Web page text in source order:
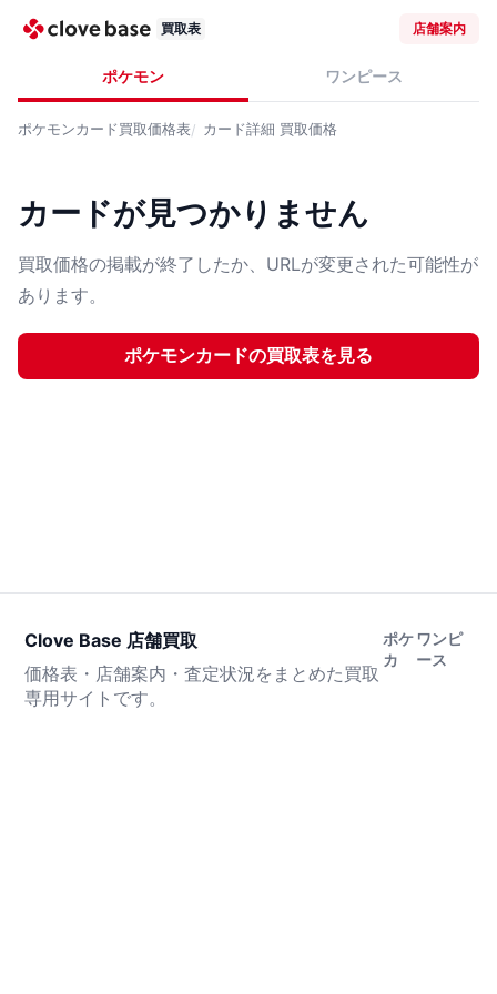
買取表 店舗案内
ポケモン ワンピース
ポケモンカード買取価格表 カード詳細 買取価格
カードが見つかりません
買取価格の掲載が終了したか、URLが変更された可能性が
あります。
ポケモンカードの買取表を見る
Clove Base 店舗買取
価格表・店舗案内・査定状況をまとめた買取
専用サイトです。
ポケ
カ
ワンピ
ース